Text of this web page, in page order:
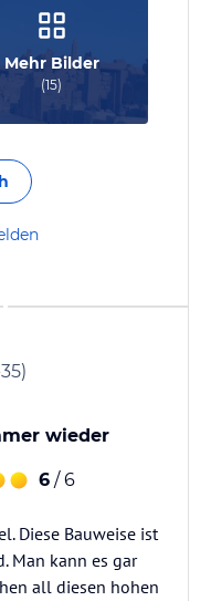
Mehr Bilder
(15)
wieder
6 / 6
Diese Bauweise ist
Man kann es gar
all diesen hohen